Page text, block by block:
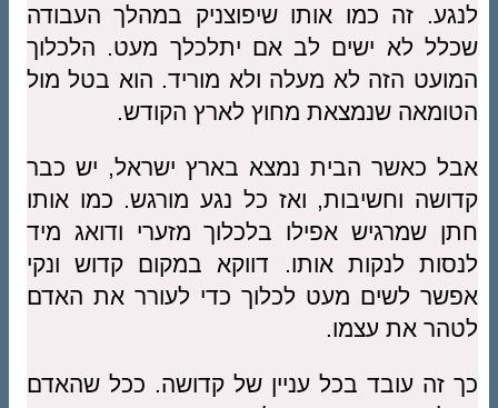
לנגע. זה כמו אותו שיפוצניק במהלך העבודה
שכלל לא ישים לב אם יתלכלך מעט. הלכלוך
המועט הזה לא מעלה ולא מוריד. הוא בטל מול
הטומאה שנמצאת מחוץ לארץ הקודש.
אבל כאשר הבית נמצא בארץ ישראל, יש כבר
קדושה וחשיבות, ואז כל נגע מורגש. כמו אותו
חתן שמרגיש אפילו בלכלוך מזערי ודואג מיד
לנסות לנקות אותו. דווקא במקום קדוש ונקי
אפשר לשים מעט לכלוך כדי לעורר את האדם
לטהר את עצמו.
כך זה עובד בכל עניין של קדושה. ככל שהאדם